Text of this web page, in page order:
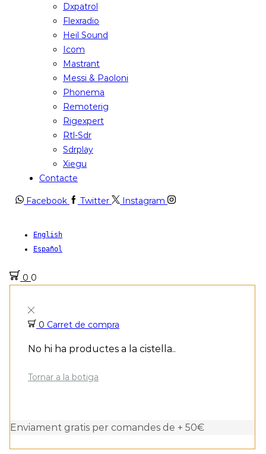
Dxpatrol
Flexradio
Heil Sound
Icom
Mastrant
Messi & Paoloni
Phonema
Remoterig
Rigexpert
Rtl-Sdr
Sdrplay
Xiegu
Contacte
Facebook Twitter Instagram
English
Español
0 0
0 Carret de compra
No hi ha productes a la cistella..
Tornar a la botiga
Enviament gratis per comandes de + 50€